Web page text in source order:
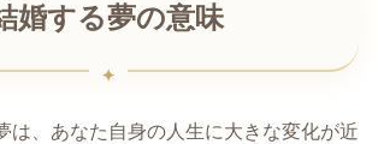
婚する夢の意味
は、あなた自身の人生に大きな変化が近